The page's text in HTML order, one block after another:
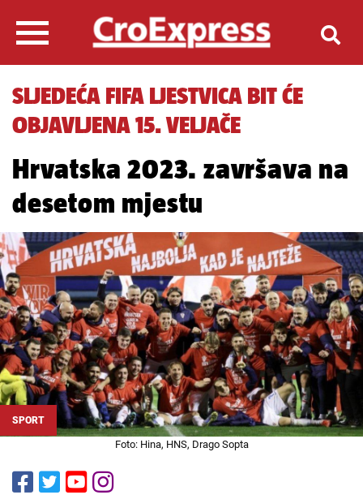
SLJEDEĆA FIFA LJESTVICA BIT ĆE
OBJAVLJENA 15. VELJAČE
Hrvatska 2023. završava na
desetom mjestu
SPORT
Foto: Hina, HNS, Drago Sopta